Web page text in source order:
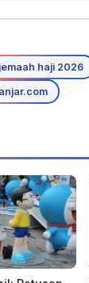
haji 2026